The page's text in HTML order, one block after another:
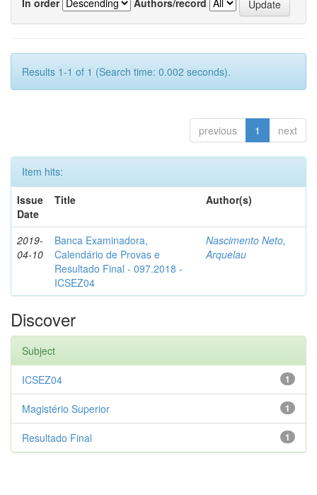
Results 1-1 of 1 (Search time: 0.002 seconds).
previous 1 next
Item hits:
Issue
Date
Title Author(s)
2019-
04-10
Banca Examinadora,
Calendário de Provas e
Resultado Final - 097.2018 -
ICSEZ04
Nascimento Neto,
Arquelau
Discover
Subject
1
ICSEZ04
1
Magistério Superior
1
Resultado Final